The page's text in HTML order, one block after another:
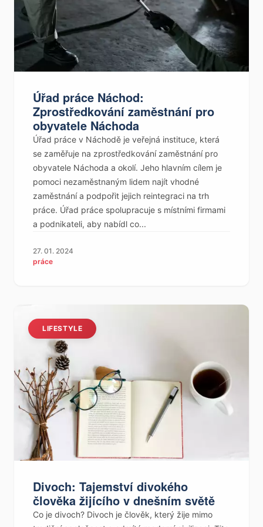
Úřad práce Náchod:
Zprostředkování zaměstnání pro
obyvatele Náchoda
Úřad práce v Náchodě je veřejná instituce, která
se zaměřuje na zprostředkování zaměstnání pro
obyvatele Náchoda a okolí. Jeho hlavním cílem je
pomoci nezaměstnaným lidem najít vhodné
zaměstnání a podpořit jejich reintegraci na trh
práce. Úřad práce spolupracuje s místními firmami
a podnikateli, aby nabídl co...
27. 01. 2024
práce
LIFESTYLE
Divoch: Tajemství divokého
člověka žijícího v dnešním světě
Co je divoch? Divoch je člověk, který žije mimo